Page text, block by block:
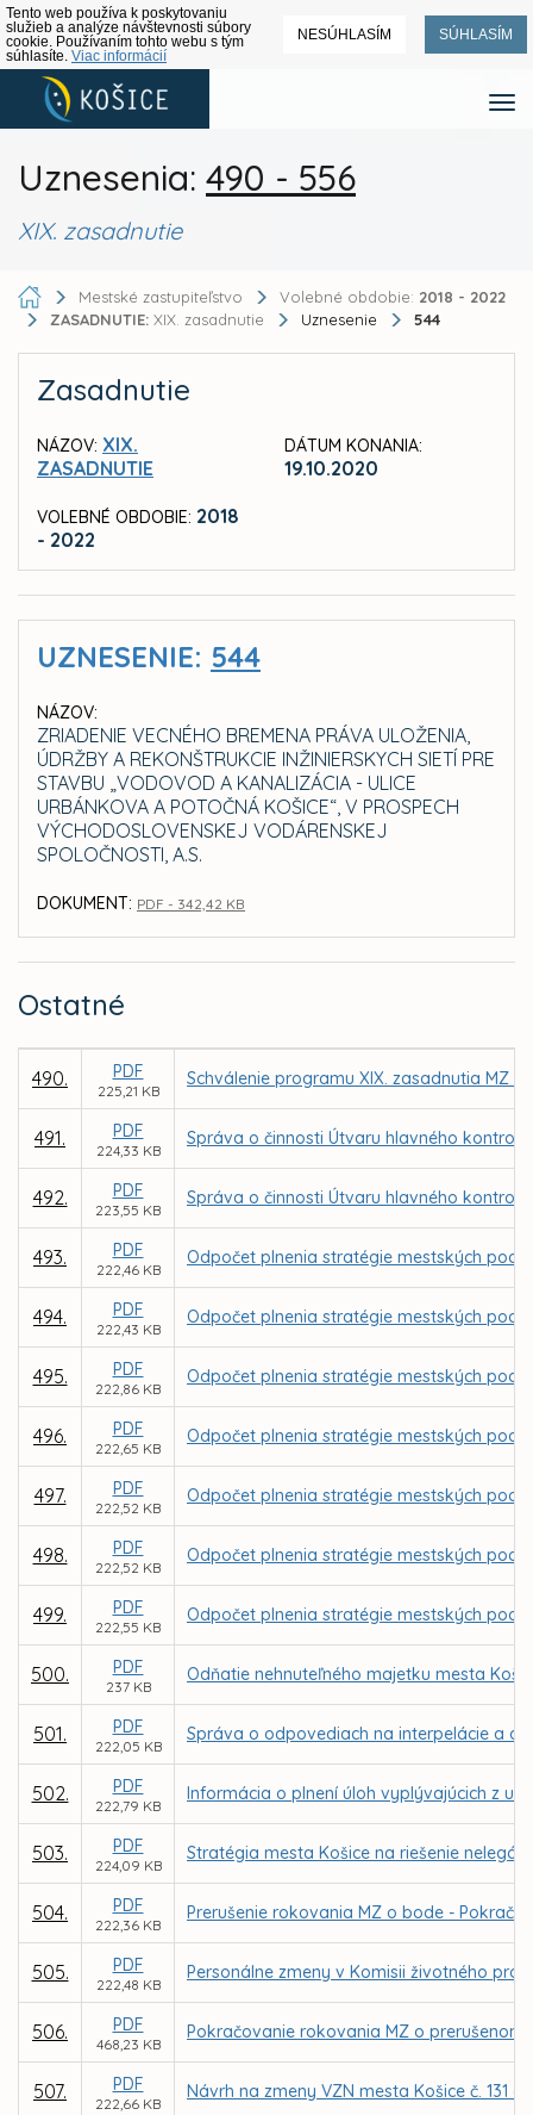
Tento web používa k poskytovaniu
služieb a analýze návštevnosti súbory
cookie. Používaním tohto webu s tým
súhlasíte. Viac informácií
NESÚHLASÍM SÚHLASÍM
Uznesenia: 490 - 556
XIX. zasadnutie
Mestské zastupiteľstvo Volebné obdobie: 2018 - 2022
ZASADNUTIE: XIX. zasadnutie Uznesenie 544
Zasadnutie
NÁZOV: XIX.
ZASADNUTIE
VOLEBNÉ OBDOBIE: 2018
- 2022
DÁTUM KONANIA:
19.10.2020
UZNESENIE: 544
NÁZOV:
ZRIADENIE VECNÉHO BREMENA PRÁVA ULOŽENIA,
ÚDRŽBY A REKONŠTRUKCIE INŽINIERSKYCH SIETÍ PRE
STAVBU „VODOVOD A KANALIZÁCIA - ULICE
URBÁNKOVA A POTOČNÁ KOŠICE“, V PROSPECH
VÝCHODOSLOVENSKEJ VODÁRENSKEJ
SPOLOČNOSTI, A.S.
DOKUMENT: PDF - 342,42 KB
Ostatné
490. PDF
225,21 KB
Schválenie programu XIX. zasadnutia MZ v
491. PDF
224,33 KB
Správa o činnosti Útvaru hlavného
492. PDF
223,55 KB
Správa o činnosti Útvaru hlavného
493. PDF
222,46 KB
Odpočet plnenia stratégie mestských
494. PDF
222,43 KB
Odpočet plnenia stratégie mestských
495. PDF
222,86 KB
Odpočet plnenia stratégie mestských
496. PDF
222,65 KB
Odpočet plnenia stratégie mestských
497. PDF
222,52 KB
Odpočet plnenia stratégie mestských
498. PDF
222,52 KB
Odpočet plnenia stratégie mestských
499. PDF
222,55 KB
Odpočet plnenia stratégie mestských
500. PDF
237 KB
Odňatie nehnuteľného majetku mesta
501. PDF
222,05 KB
Správa o odpovediach na interpelácie a
502. PDF
222,79 KB
Informácia o plnení úloh vyplývajúcich z
503. PDF
224,09 KB
Stratégia mesta Košice na riešenie
504. PDF
222,36 KB
Prerušenie rokovania MZ o bode -
505. PDF
222,48 KB
Personálne zmeny v Komisii životného
506. PDF
468,23 KB
Pokračovanie rokovania MZ o
507. PDF
222,66 KB
Návrh na zmeny VZN mesta Košice č.